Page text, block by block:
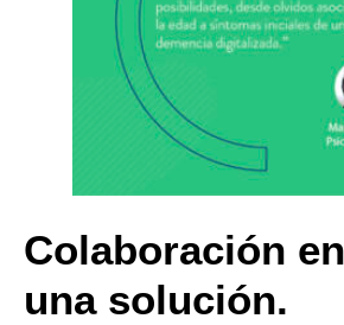
Colaboración
una solución.